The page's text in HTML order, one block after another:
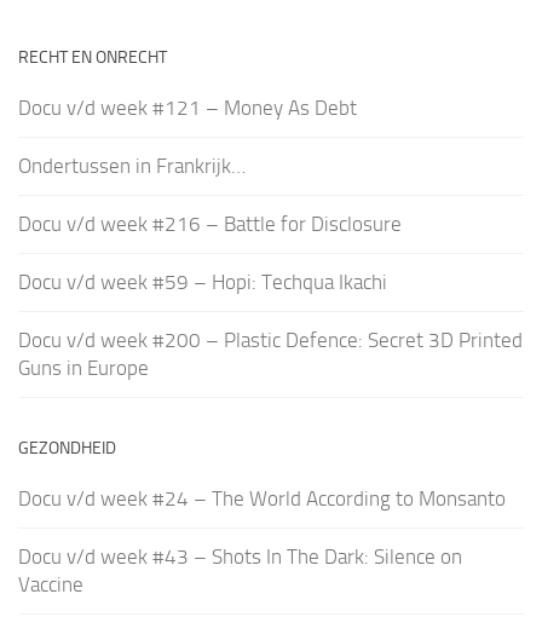
RECHT EN ONRECHT
Docu v/d week #121 – Money As Debt
Ondertussen in Frankrijk…
Docu v/d week #216 – Battle for Disclosure
Docu v/d week #59 – Hopi: Techqua Ikachi
Docu v/d week #200 – Plastic Defence: Secret 3D Printed
Guns in Europe
GEZONDHEID
Docu v/d week #24 – The World According to Monsanto
Docu v/d week #43 – Shots In The Dark: Silence on
Vaccine